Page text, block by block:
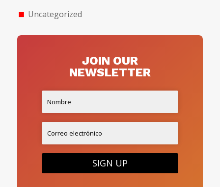
Uncategorized
JOIN OUR
NEWSLETTER
SIGN UP